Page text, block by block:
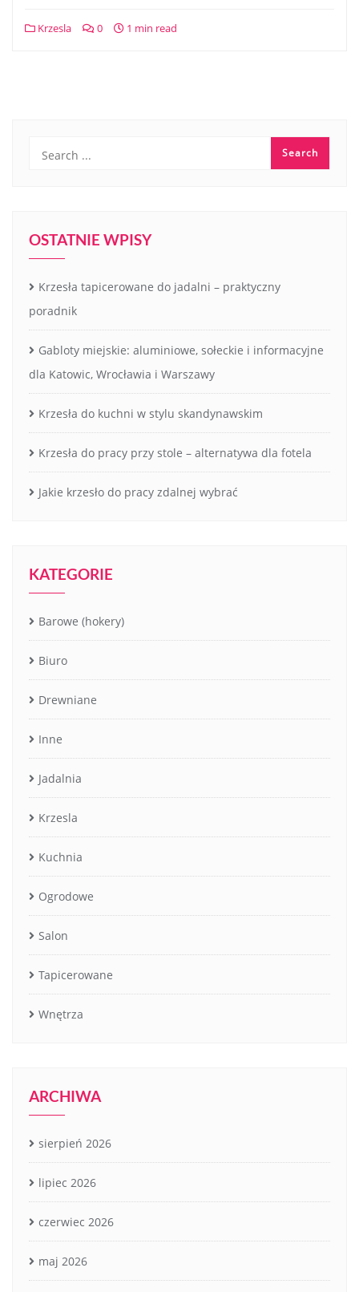
Krzesla 0 1 min read
OSTATNIE WPISY
Krzesła tapicerowane do jadalni – praktyczny
poradnik
Gabloty miejskie: aluminiowe, sołeckie i informacyjne
dla Katowic, Wrocławia i Warszawy
Krzesła do kuchni w stylu skandynawskim
Krzesła do pracy przy stole – alternatywa dla fotela
Jakie krzesło do pracy zdalnej wybrać
KATEGORIE
Barowe (hokery)
Biuro
Drewniane
Inne
Jadalnia
Krzesla
Kuchnia
Ogrodowe
Salon
Tapicerowane
Wnętrza
ARCHIWA
sierpień 2026
lipiec 2026
czerwiec 2026
maj 2026